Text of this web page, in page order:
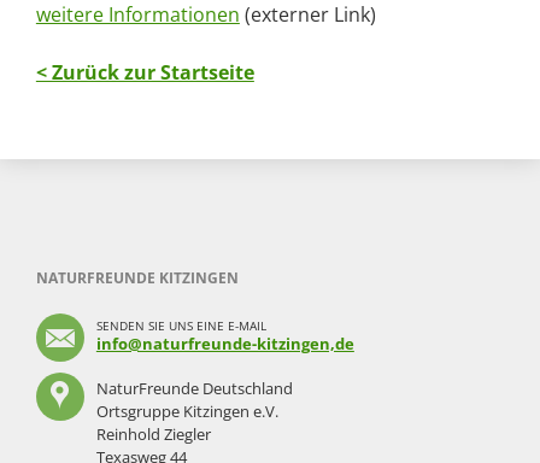
weitere Informationen (externer Link)
< Zurück zur Startseite
NATURFREUNDE KITZINGEN
SENDEN SIE UNS EINE E-MAIL
info@naturfreunde-kitzingen,de
NaturFreunde Deutschland
Ortsgruppe Kitzingen e.V.
Reinhold Ziegler
Texasweg 44